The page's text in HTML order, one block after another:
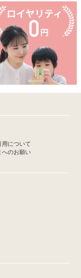
用について
へのお願い